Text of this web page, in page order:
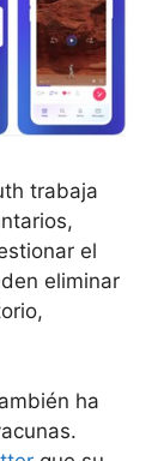
trabaja
el
eliminar
ha